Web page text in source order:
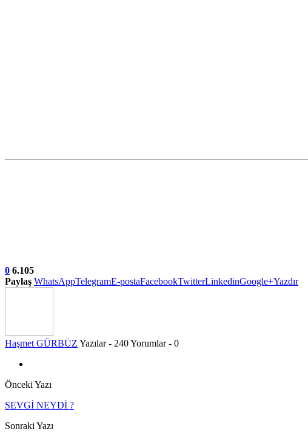
0 6.105
Paylaş WhatsAppTelegramE-postaFacebookTwitterLinkedinGoogle+Yazdır
Haşmet GÜRBÜZ Yazılar - 240Yorumlar - 0
Önceki Yazı
SEVGİ NEYDİ ?
Sonraki Yazı